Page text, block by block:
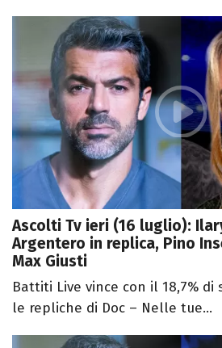
Ascolti Tv ieri (16 luglio):
Argentero in replica, Pino
Max Giusti
Battiti Live vince con il 18,7% di
le repliche di Doc – Nelle tue...